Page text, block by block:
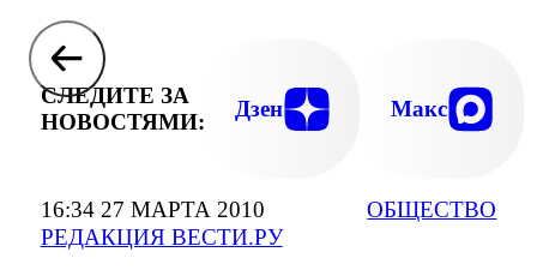
16:34 27 МАРТА 2010
РЕДАКЦИЯ ВЕСТИ.РУ
ОБЩЕСТВО
СЛЕДИТЕ ЗА
НОВОСТЯМИ:
Дзен Макс